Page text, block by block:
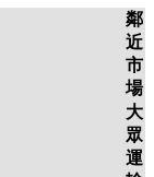
鄰
近
市
場
大
眾
運